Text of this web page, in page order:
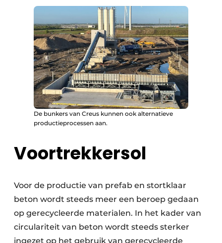
De bunkers van Creus kunnen ook alternatieve
productieprocessen aan.
Voortrekkersol
Voor de productie van prefab en stortklaar
beton wordt steeds meer een beroep gedaan
op gerecycleerde materialen. In het kader van
circulariteit van beton wordt steeds sterker
ingezet op het gebruik van gerecycleerde